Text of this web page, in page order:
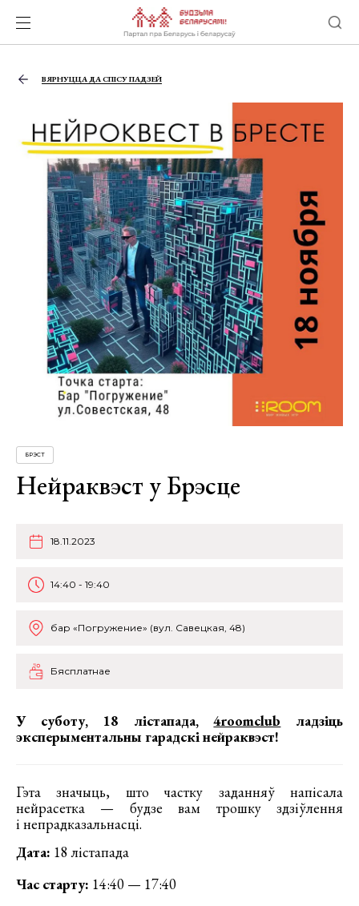
ВЯРНУЦЦА ДА СПІСУ ПАДЗЕЙ
БРЭСТ
Нейраквэст у Брэсце
18.11.2023
14:40 - 19:40
бар «Погружение» (вул. Савецкая, 48)
Бясплатнае
У суботу, 18 лістапада,4roomclub
ладзіць
эксперыментальны гарадскі нейраквэст!
Гэта значыць, што частку заданняў напісала
нейрасетка — будзе вам трошку здзіўлення
і непрадказальнасці.
Дата: 18 лістапада
Час старту: 14:40 — 17:40